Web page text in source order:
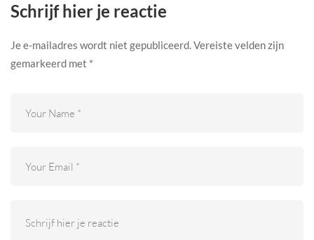
Schrijf hier je reactie
Je e-mailadres wordt niet gepubliceerd.Vereiste velden zijn
gemarkeerd met *